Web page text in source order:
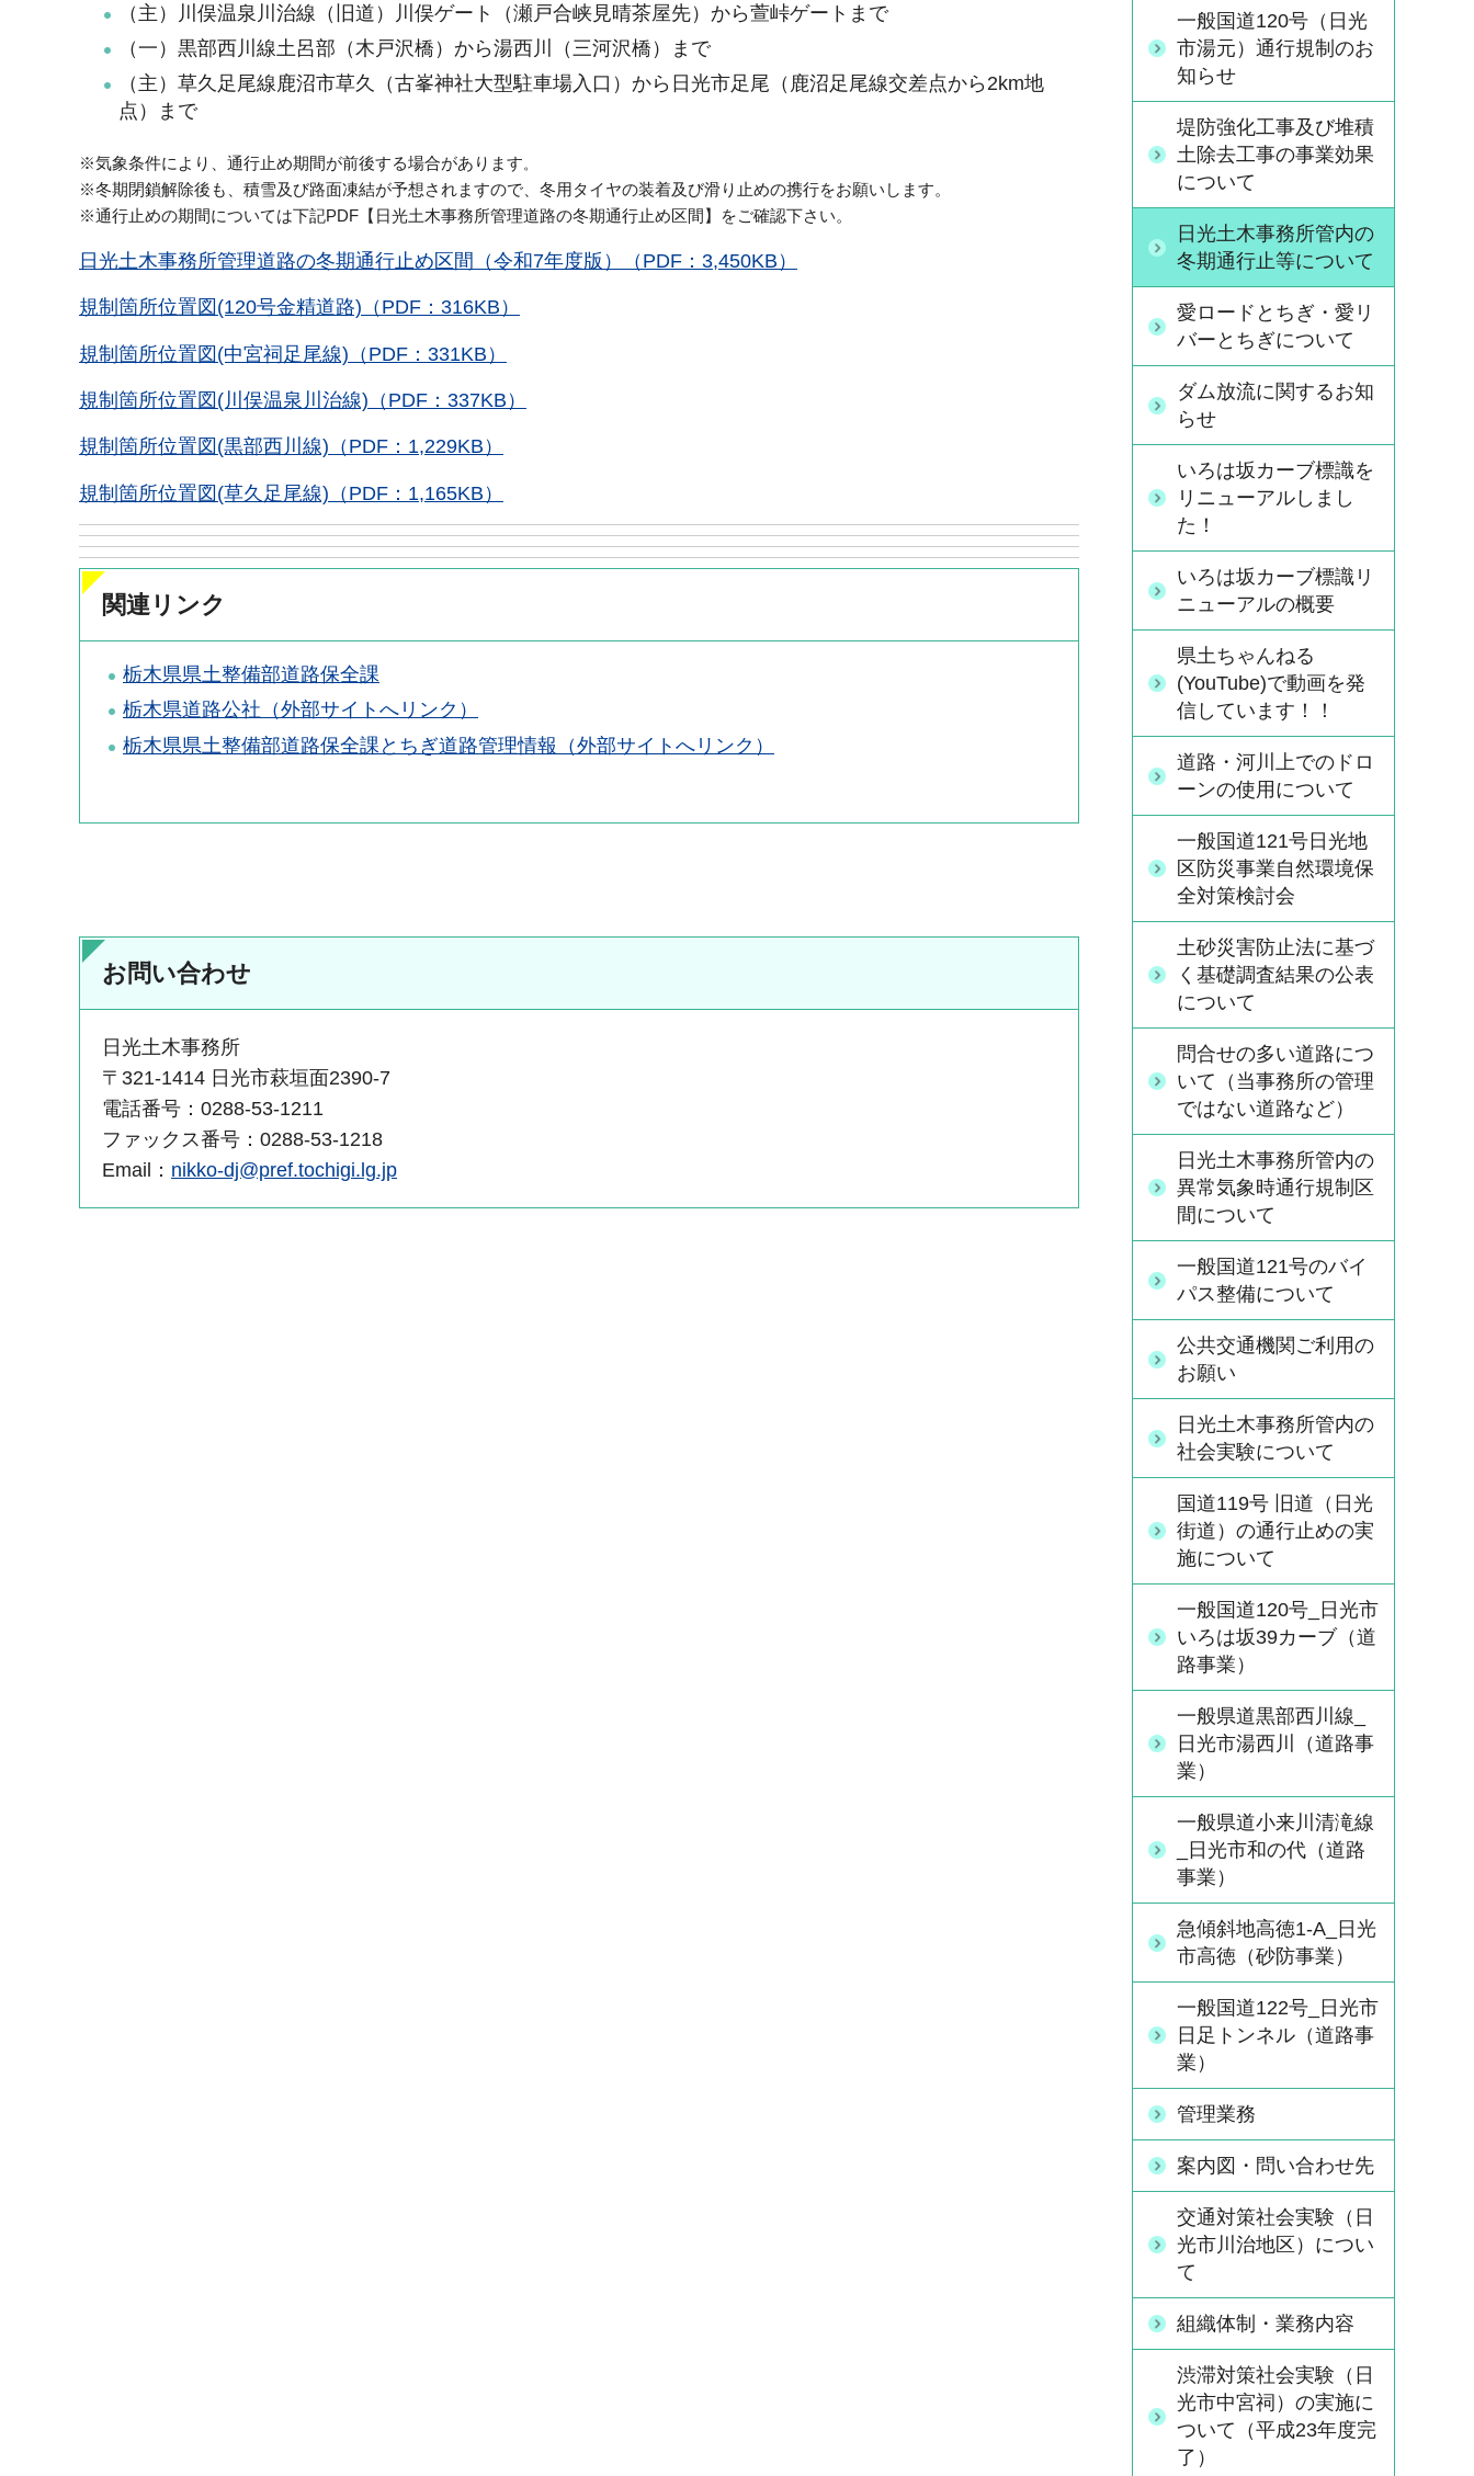
（主）川俣温泉川治線（旧道）川俣ゲート（瀬戸合峡見晴茶屋先）から萱峠ゲートまで
（一）黒部西川線土呂部（木戸沢橋）から湯西川（三河沢橋）まで
（主）草久足尾線鹿沼市草久（古峯神社大型駐車場入口）から日光市足尾（鹿沼足尾線交差点から2km地
点）まで
※気象条件により、通行止め期間が前後する場合があります。
※冬期閉鎖解除後も、積雪及び路面凍結が予想されますので、冬用タイヤの装着及び滑り止めの携行をお願いします。
※通行止めの期間については下記PDF【日光土木事務所管理道路の冬期通行止め区間】をご確認下さい。
日光土木事務所管理道路の冬期通行止め区間（令和7年度版）（PDF：3,450KB）
規制箇所位置図(120号金精道路)（PDF：316KB）
規制箇所位置図(中宮祠足尾線)（PDF：331KB）
規制箇所位置図(川俣温泉川治線)（PDF：337KB）
規制箇所位置図(黒部西川線)（PDF：1,229KB）
規制箇所位置図(草久足尾線)（PDF：1,165KB）
関連リンク
栃木県県土整備部道路保全課
栃木県道路公社（外部サイトへリンク）
栃木県県土整備部道路保全課とちぎ道路管理情報（外部サイトへリンク）
お問い合わせ
日光土木事務所
〒321-1414 日光市萩垣面2390-7
電話番号：0288-53-1211
ファックス番号：0288-53-1218
Email： nikko-dj@pref.tochigi.lg.jp
一般国道120号（日光
市湯元）通行規制のお
知らせ
堤防強化工事及び堆積
土除去工事の事業効果
について
日光土木事務所管内の
冬期通行止等について
愛ロードとちぎ・愛リ
バーとちぎについて
ダム放流に関するお知
らせ
いろは坂カーブ標識を
リニューアルしまし
た！
いろは坂カーブ標識リ
ニューアルの概要
県土ちゃんねる
(YouTube)で動画を発
信しています！！
道路・河川上でのドロ
ーンの使用について
一般国道121号日光地
区防災事業自然環境保
全対策検討会
土砂災害防止法に基づ
く基礎調査結果の公表
について
問合せの多い道路につ
いて（当事務所の管理
ではない道路など）
日光土木事務所管内の
異常気象時通行規制区
間について
一般国道121号のバイ
パス整備について
公共交通機関ご利用の
お願い
日光土木事務所管内の
社会実験について
国道119号 旧道（日光
街道）の通行止めの実
施について
一般国道120号_日光市
いろは坂39カーブ（道
路事業）
一般県道黒部西川線_
日光市湯西川（道路事
業）
一般県道小来川清滝線
_日光市和の代（道路
事業）
急傾斜地高徳1-A_日光
市高徳（砂防事業）
一般国道122号_日光市
日足トンネル（道路事
業）
管理業務
案内図・問い合わせ先
交通対策社会実験（日
光市川治地区）につい
て
組織体制・業務内容
渋滞対策社会実験（日
光市中宮祠）の実施に
ついて（平成23年度完
了）